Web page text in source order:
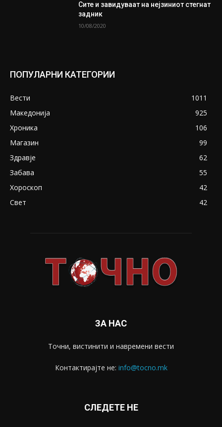
Сите и завидуваат на нејзиниот стегнат
задник
10/08/2020
ПОПУЛАРНИ КАТЕГОРИИ
Вести
1011
Македонија
925
Хроника
106
Магазин
99
Здравје
62
Забава
55
Хороскоп
42
Свет
42
ЗА НАС
Точни, вистинити и навремени вести
Контактирајте не: info@tocno.mk
СЛЕДЕТЕ НЕ